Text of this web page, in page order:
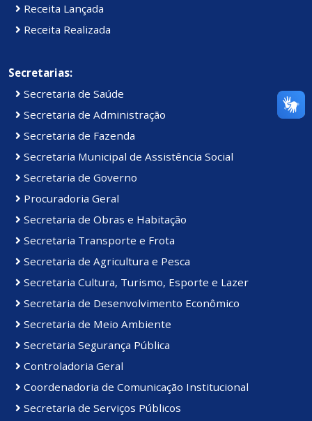
Receita Lançada
Receita Realizada
Secretarias:
Secretaria de Saúde
Secretaria de Administração
Secretaria de Fazenda
Secretaria Municipal de Assistência Social
Secretaria de Governo
Procuradoria Geral
Secretaria de Obras e Habitação
Secretaria Transporte e Frota
Secretaria de Agricultura e Pesca
Secretaria Cultura, Turismo, Esporte e Lazer
Secretaria de Desenvolvimento Econômico
Secretaria de Meio Ambiente
Secretaria Segurança Pública
Controladoria Geral
Coordenadoria de Comunicação Institucional
Secretaria de Serviços Públicos